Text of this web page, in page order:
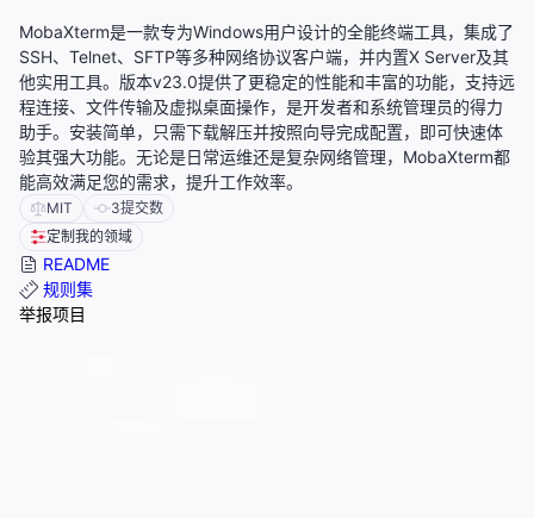
MobaXterm是一款专为Windows用户设计的全能终端工具，集成了
SSH、Telnet、SFTP等多种网络协议客户端，并内置X Server及其
他实用工具。版本v23.0提供了更稳定的性能和丰富的功能，支持远
程连接、文件传输及虚拟桌面操作，是开发者和系统管理员的得力
助手。安装简单，只需下载解压并按照向导完成配置，即可快速体
验其强大功能。无论是日常运维还是复杂网络管理，MobaXterm都
能高效满足您的需求，提升工作效率。
MIT 3提交数
定制我的领域
README
规则集
举报项目